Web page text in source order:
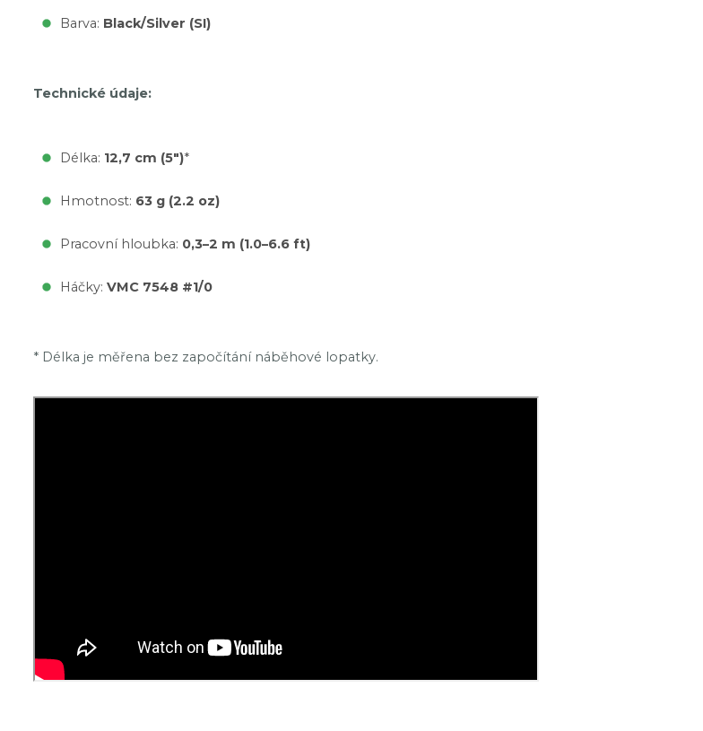
Barva: Black/Silver (SI)
Technické údaje:
Délka: 12,7 cm (5")*
Hmotnost: 63 g (2.2 oz)
Pracovní hloubka: 0,3–2 m (1.0–6.6 ft)
Háčky: VMC 7548 #1/0
* Délka je měřena bez započítání náběhové lopatky.